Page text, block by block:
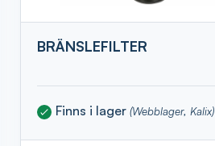
BRÄNSLEFILTER
Finns i lager (Webblager, Kalix)